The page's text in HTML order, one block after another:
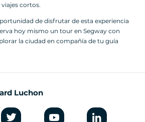
cortos.
de disfrutar de esta experiencia
hoy mismo un tour en Segway con
la ciudad en compañía de tu guía
Luchon